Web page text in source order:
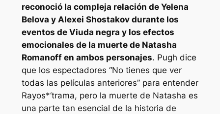
reconoció la compleja relación de Yelena
Belova y Alexei Shostakov durante los
eventos de Viuda negra y los efectos
emocionales de la muerte de Natasha
Romanoff en ambos personajes. Pugh dice
que los espectadores “No tienes que ver
todas las películas anteriores”para entender
Rayos*‘trama, pero la muerte de Natasha es
una parte tan esencial de la historia de